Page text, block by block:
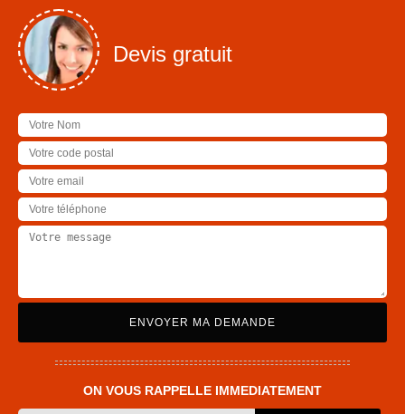
Devis gratuit
ON VOUS RAPPELLE IMMEDIATEMENT